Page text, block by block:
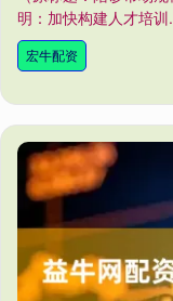
明：加快构建人才培训
宏牛配资